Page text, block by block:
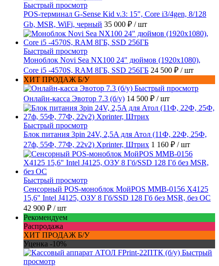
Быстрый просмотр
POS-терминал G-Sense Kid v.3: 15", Core i3/4gen, 8/128
Gb, MSR, WiFi, черный 35 000 ₽ / шт
Быстрый просмотр
Моноблок Novi Sea NX100 24" дюймов (1920x1080),
Core i5 -4570S, RAM 8ГБ, SSD 256ГБ 24 500 ₽ / шт
ХИТ ПРОДАЖ Б/У
Быстрый просмотр
Онлайн-касса Эвотор 7.3 (б/у) 14 500 ₽ / шт
Быстрый просмотр
Блок питания 3pin 24V, 2,5A для Атол (11Ф, 22Ф, 25Ф,
27ф, 55Ф, 77Ф, 22v2) Xprinter, Штрих 1 160 ₽ / шт
Быстрый просмотр
Сенсорный POS-моноблок МойPOS MMB-0156 X4125
15,6" Intel J4125, ОЗУ 8 Гб/SSD 128 Гб без MSR, без ОС
42 900 ₽ / шт
Рекомендуем
Распродажа
ХИТ ПРОДАЖ Б/У
Уценка -10%
Быстрый
просмотр